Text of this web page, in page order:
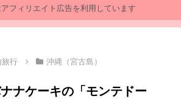
フィリエイト広告を利用しています
旅行 沖縄（宮古島）
ナケーキの「モンテドー